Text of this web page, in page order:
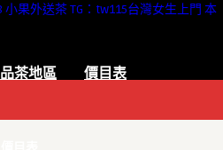
品茶地區 價目表